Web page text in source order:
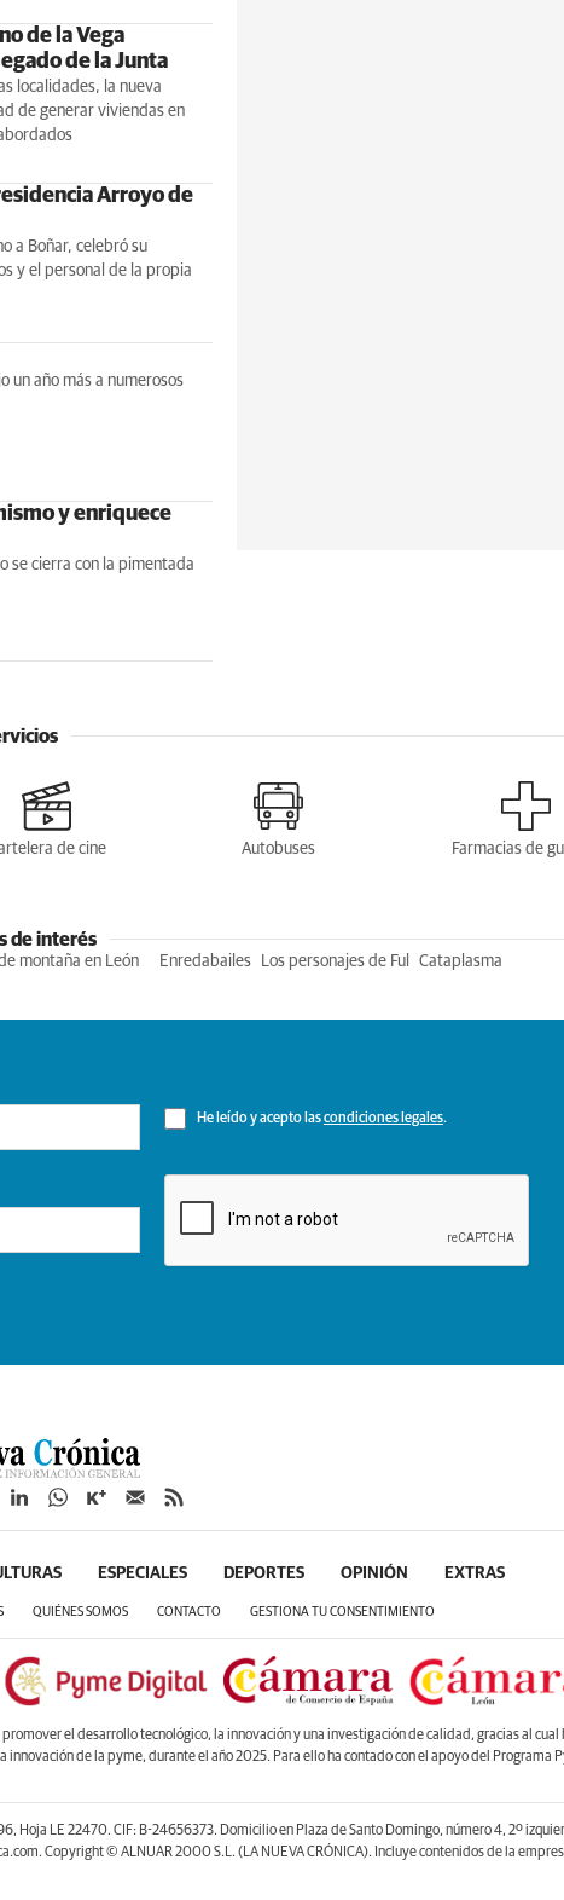
de la Vega
de la Junta
localidades, la nueva
de generar viviendas en
Arroyo de
a Boñar, celebró su
y el personal de la propia
un año más a numerosos
y enriquece
se cierra con la pimentada
de cine Autobuses Farmacias de
de interés
montaña en León Enredabailes Los personajes de Ful Cataplasma
He leído y acepto lascondiciones legales.
ESPECIALES DEPORTES OPINIÓN EXTRAS
QUIÉNES SOMOS CONTACTO GESTIONA TU CONSENTIMIENTO
el desarrollo tecnológico, la innovación y una investigación de calidad, gracias al cual
de la pyme, durante el año 2025. Para ello ha contado con el apoyo del Programa
Hoja LE 22470. CIF: B-24656373. Domicilio en Plaza de Santo Domingo, número 4, 2º
Copyright © ALNUAR 2000 S.L. (LA NUEVA CRÓNICA). Incluye contenidos de la